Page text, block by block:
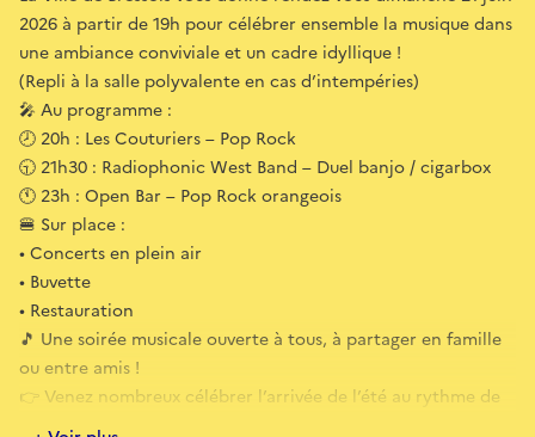
2026 à partir de 19h pour célébrer ensemble la musique dans
une ambiance conviviale et un cadre idyllique !
(Repli à la salle polyvalente en cas d’intempéries)
🎤 Au programme :
🕗 20h : Les Couturiers – Pop Rock
🕤 21h30 : Radiophonic West Band – Duel banjo / cigarbox
🕚 23h : Open Bar – Pop Rock orangeois
🍔 Sur place :
• Concerts en plein air
• Buvette
• Restauration
🎵 Une soirée musicale ouverte à tous, à partager en famille
ou entre amis !
👉 Venez nombreux célébrer l’arrivée de l’été au rythme de
la musique à Bressols !